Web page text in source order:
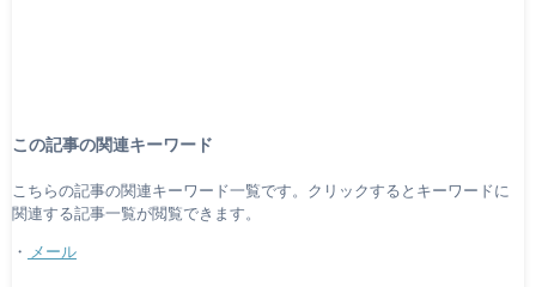
この記事の関連キーワード
こちらの記事の関連キーワード一覧です。クリックするとキーワードに
関連する記事一覧が閲覧できます。
・
メール